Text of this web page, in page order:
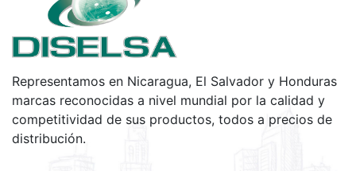
Representamos en Nicaragua, El Salvador y Honduras
marcas reconocidas a nivel mundial por la calidad y
competitividad de sus productos, todos a precios de
distribución.